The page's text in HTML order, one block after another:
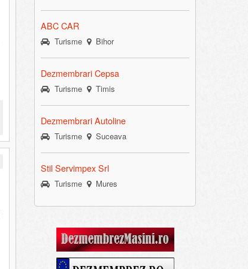
ABC CAR
Turisme Bihor
Dezmembrari Cepsa
Turisme Timis
Dezmembrari Autoline
Turisme Suceava
Stil Servimpex Srl
Turisme Mures